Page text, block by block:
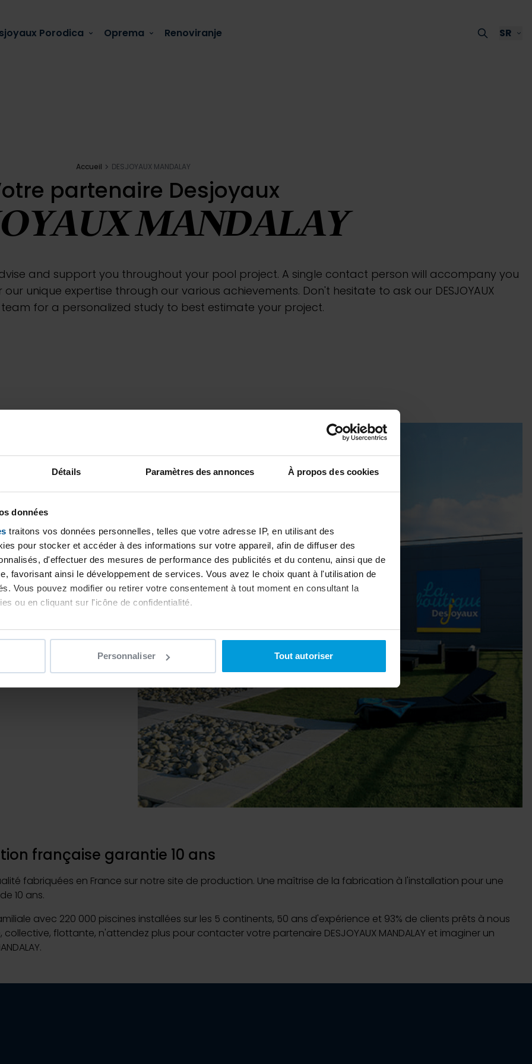
Détails Paramètres des annonces À propos des cookies
données
traitons vos données personnelles, telles que votre adresse IP, en utilisant des
pour stocker et accéder à des informations sur votre appareil, afin de diffuser des
d'effectuer des mesures de performance des publicités et du contenu, ainsi que de
favorisant ainsi le développement de services. Vous avez le choix quant à l'utilisation de
Vous pouvez modifier ou retirer votre consentement à tout moment en consultant la
ou en cliquant sur l'icône de confidentialité.
également :
l'analysant activement pour en relever les caractéristiques spécifiques (empreintes
de vos données personnelles et définir vos préférences, reportez-vous à la
ou retirer votre consentement à tout moment à partir de la déclaration sur les cookies.
personnaliser le contenu et les annonces, d'offrir des fonctionnalités relatives aux médias
Nous partageons également des informations sur l'utilisation de notre site avec nos
de publicité et d'analyse, qui peuvent combiner celles-ci avec d'autres informations que
ont collectées lors de votre utilisation de leurs services.
Personnaliser Tout autoriser
Porodica Oprema Renoviranje SR
Accueil DESJOYAUX MANDALAY
partenaire Desjoyaux
MANDALAY
advise and support you throughout your pool project. A single contact person will accompany you
unique expertise through our various achievements. Don't hesitate to ask our DESJOYAUX
team for a personalized study to best estimate your project.
Desjoyaux
, Chanmyathasi tsp,,
française garantie 10 ans
fabriquées en France sur notre site de production. Une maîtrise de la fabrication à l'installation pour une
10 ans.
avec 220 000 piscines installées sur les 5 continents, 50 ans d'expérience et 93% de clients prêts à nous
flottante, n'attendez plus pour contacter votre partenaire DESJOYAUX MANDALAY et imaginer un